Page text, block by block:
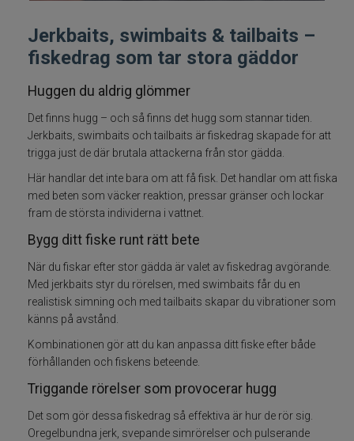
Handgjorda beten
Jiggar och Gummibeten
Jerkbaits - tailbaits
Wobbler
Vibrationsbeten Bladebaits
Ytbete
Gäddspinnare
Havsfiske
Jerkbaits, swimbaits & tailbaits –
fiskedrag som tar stora gäddor
Huggen du aldrig glömmer
Det finns hugg – och så finns det hugg som stannar tiden.
Jerkbaits, swimbaits och tailbaits är fiskedrag skapade för att
trigga just de där brutala attackerna från stor gädda.
Här handlar det inte bara om att få fisk. Det handlar om att fiska
med beten som väcker reaktion, pressar gränser och lockar
fram de största individerna i vattnet.
Bygg ditt fiske runt rätt bete
När du fiskar efter stor gädda är valet av fiskedrag avgörande.
Med jerkbaits styr du rörelsen, med swimbaits får du en
realistisk simning och med tailbaits skapar du vibrationer som
känns på avstånd.
Kombinationen gör att du kan anpassa ditt fiske efter både
förhållanden och fiskens beteende.
Triggande rörelser som provocerar hugg
Det som gör dessa fiskedrag så effektiva är hur de rör sig.
Oregelbundna jerk, svepande simrörelser och pulserande